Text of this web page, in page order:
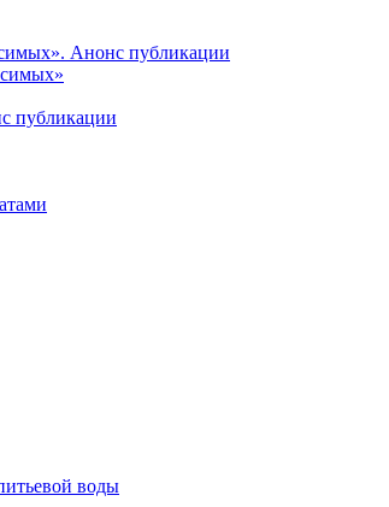
Анонс публикации
публикации
воды